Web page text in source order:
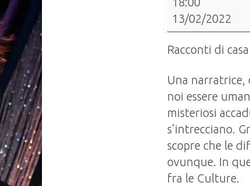
Paravento
in
trasferta
Foce
di
Lugano
con:
"I
compagni
di
13/02/2022
Racconti di
Una narratrice,
noi essere
misteriosi
s’intrecciano.
scopre che le
ovunque. In
fra le Culture.